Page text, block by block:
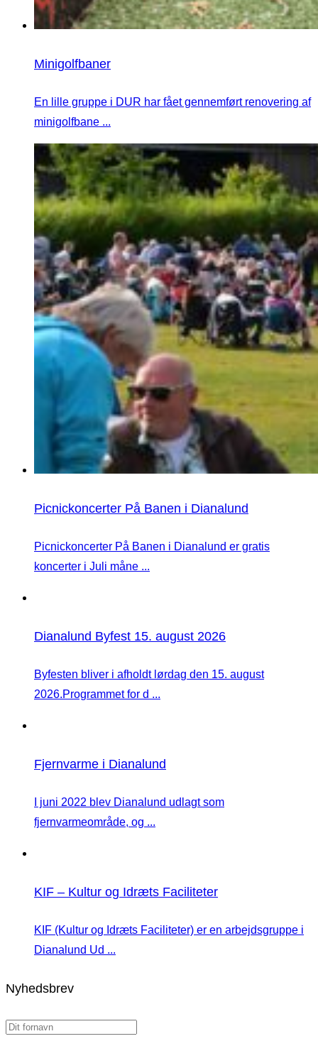
Minigolfbaner
En lille gruppe i DUR har fået gennemført renovering af
minigolfbane ...
Picnickoncerter På Banen i Dianalund
Picnickoncerter På Banen i Dianalund er gratis
koncerter i Juli måne ...
Dianalund Byfest 15. august 2026
Byfesten bliver i afholdt lørdag den 15. august
2026.Programmet for d ...
Fjernvarme i Dianalund
I juni 2022 blev Dianalund udlagt som
fjernvarmeområde, og ...
KIF – Kultur og Idræts Faciliteter
KIF (Kultur og Idræts Faciliteter) er en arbejdsgruppe i
Dianalund Ud ...
Nyhedsbrev